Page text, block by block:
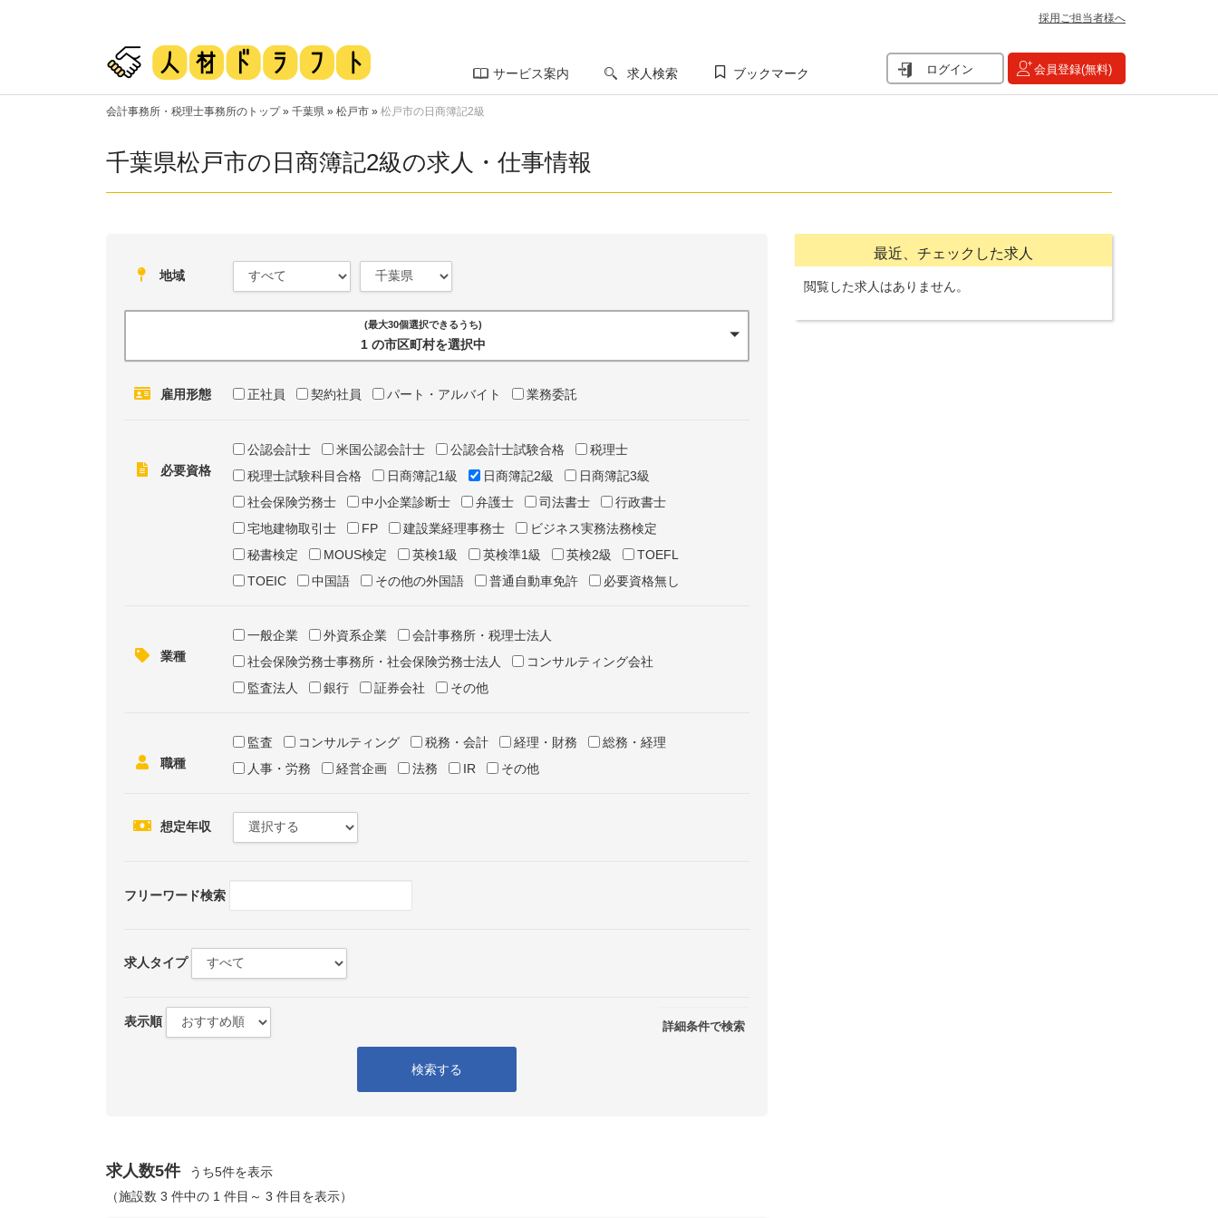
採用ご担当者様へ
サービス案内 求人検索 ブックマーク ログイン 会員登録(無料)
会計事務所・税理士事務所のトップ» 千葉県 » 松戸市 » 松戸市の日商簿記2級
千葉県松戸市の日商簿記2級の求人・仕事情報
地域
(最大30個選択できるうち)
1 の市区町村を選択中
雇用形態 正社員 契約社員 パート・アルバイト 業務委託
必要資格
公認会計士 米国公認会計士 公認会計士試験合格
税理士
税理士試験科目合格
日商簿記1級 日商簿記2級
日商簿記3級
社会保険労務士
中小企業診断士 弁護士 司法書士
行政書士
宅地建物取引士
FP 建設業経理事務士
ビジネス実務法務検定
秘書検定
MOUS検定 英検1級 英検準1級 英検2級
TOEFL
TOEIC
中国語 その他の外国語 普通自動車免許 必要資格無し
業種
一般企業 外資系企業
会計事務所・税理士法人
社会保険労務士事務所・社会保険労務士法人
コンサルティング会社
監査法人
銀行 証券会社 その他
職種
監査 コンサルティング 税務・会計 経理・財務
総務・経理
人事・労務
経営企画 法務 IR その他
想定年収
フリーワード検索
求人タイプ
Show
表示
詳細条件で検索
表示順
検索する
求人数5件
うち5件を表示
（施設数 3 件中の 1 件目～ 3 件目を表示）
最近、チェックした求人
閲覧した求人はありません。